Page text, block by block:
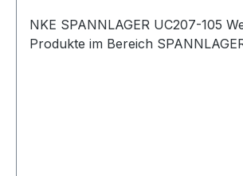
NKE SPANNLAGER UC207-105 Weitere
Produkte im Bereich